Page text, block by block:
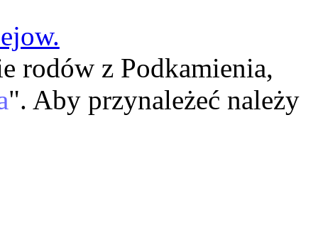
rodów z Podkamienia,
". Aby przynależeć należy